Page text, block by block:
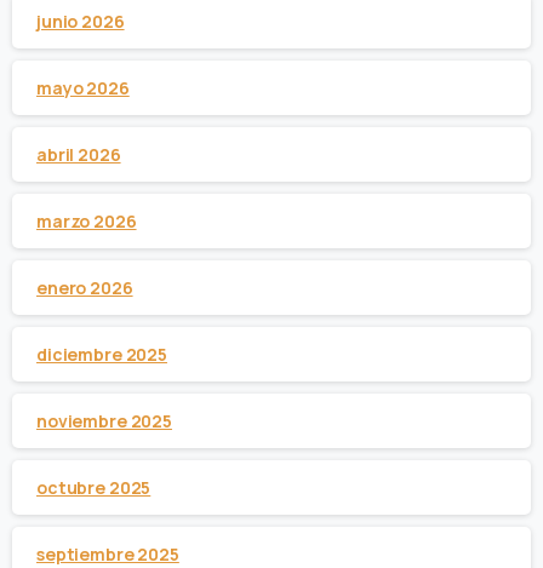
junio 2026
mayo 2026
abril 2026
marzo 2026
enero 2026
diciembre 2025
noviembre 2025
octubre 2025
septiembre 2025